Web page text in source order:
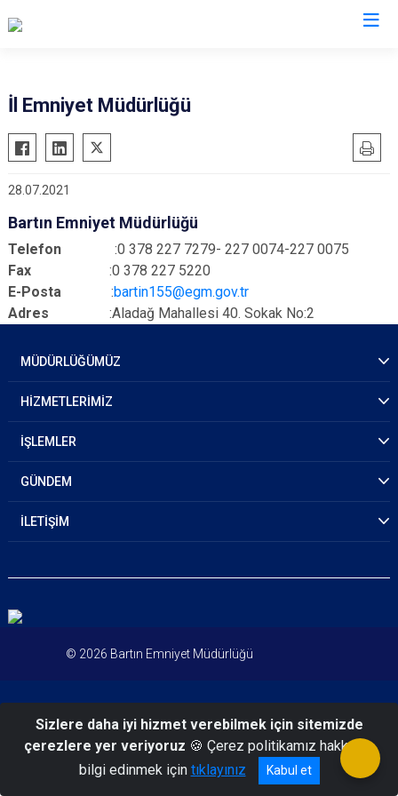
İl Emniyet Müdürlüğü
28.07.2021
Bartın Emniyet Müdürlüğü
Telefon :0 378 227 7279- 227 0074-227 0075
Fax
:0 378 227 5220
E-Posta :bartin155@egm.gov.tr
Adres
:Aladağ Mahallesi 40. Sokak No:2
MÜDÜRLÜĞÜMÜZ
HİZMETLERİMİZ
İŞLEMLER
GÜNDEM
İLETİŞİM
© 2026 Bartın Emniyet Müdürlüğü
Sizlere daha iyi hizmet verebilmek için sitemizde
çerezlere yer veriyoruz 🍪 Çerez politikamız hakkında
bilgi edinmek için tıklayınız Kabul et